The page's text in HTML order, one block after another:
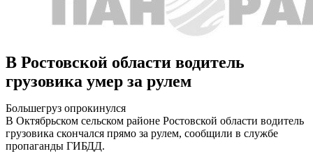
В Ростовской области водитель
грузовика умер за рулем
Большегруз опрокинулся
В Октябрьском сельском районе Ростовской области водитель
грузовика скончался прямо за рулем, сообщили в службе
пропаганды ГИБДД.